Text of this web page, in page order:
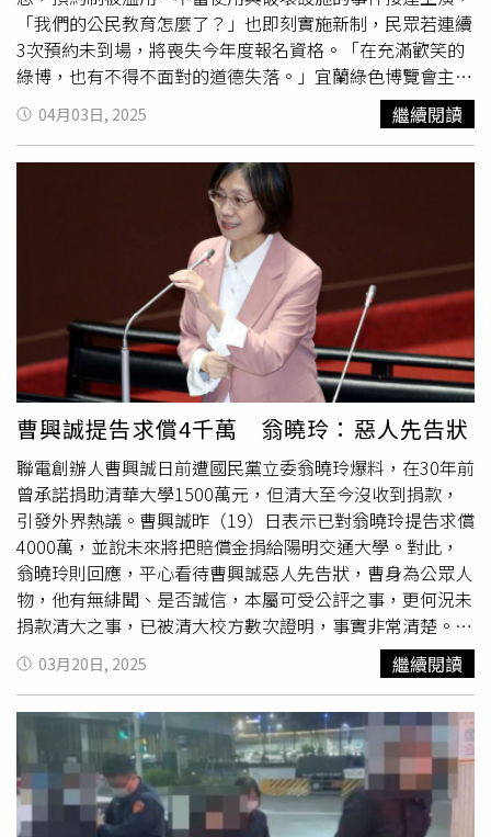
「我們的公民教育怎麼了？」也即刻實施新制，民眾若連續
3次預約未到場，將喪失今年度報名資格。「在充滿歡笑的
綠博，也有不得不面對的道德失落。」宜蘭綠色博覽會主辦
方在臉書粉專指出，去年發起《營養5餐計畫》，將飲食知
識、美學品味、美味革新、體現空間、創意互動帶入許多小
學的「灃食文化教育基金會」，攜帶精心研發的2套食育桌
遊來到綠色博覽會進行首發。當時共有18個名額提供網路預
約報名，上線即秒殺的成績讓基金會和綠博都感到非常興
奮。然而，活動當天竟然沒有任何人依約出席。然而，類似
的情況也在今年上演。綠博指出，今年花費許多心力籌備的
《魚眼看世界》水下生命觀察課程，第一場次預約額滿，結
果出席者竟然為0，現場僅留下授課講師與救生員的無奈與
嘆息。這樣的情況在各大展館中頻頻上演，指揮中心也不斷
接到場館反應，許多預約體驗的遊客都選擇「NO
SHOW（未出席）」，讓活動籌備與秩序管理受到嚴重影
響，「不禁讓我們想問，我們的公民教育怎麼了？」一次缺
席，耗損的不僅是活動資源。綠博表示，綠博的展出內容非
常多元，為了加深民眾的學習印象，活動方每年規畫上千場
免費體驗活動，定時、定點舉行於各展館。為了幫助民眾妥
善安排參觀行程，綠博也設計線上預約機制，希望能在秩序
與彈性間取得平衡，「然而，這份體貼與信任卻時常被濫
用，讓許多原本滿懷期待進場體驗的遊客失望而歸。」綠博
強調，對於那些失約的人來說，或許只是一次無關痛癢的錯
過，但是否曾考慮過在現場焦急等候的講師和工作人員的感
受？綠博的資源有限，每一場體驗與每一份教材都是策展方
與講師精心規畫的成果，也是對守護環境的深切期待，「如
果選擇忽視這一切，那麼受傷的不僅是對方的心意，還有主
辦單位對民眾信任的流失。」不只預約制被濫用，許多場館
設施也經常遭到不當使用或破壞。綠博表示，這種情況反映
出「不尊重他人，也不尊重自己」的生活態度，但也正是綠
博在推廣環境教育、倡導永續共融時，最需要大家共同面對
04月03日, 2025 繼續閱讀
曹興誠提告求償4千萬 翁曉玲：惡人先告狀
聯電創辦人曹興誠日前遭國民黨立委翁曉玲爆料，在30年前
曾承諾捐助清華大學1500萬元，但清大至今沒收到捐款，
引發外界熱議。曹興誠昨（19）日表示已對翁曉玲提告求償
4000萬，並說未來將把賠償金捐給陽明交通大學。對此，
翁曉玲則回應，平心看待曹興誠惡人先告狀，曹身為公眾人
物，他有無緋聞、是否誠信，本屬可受公評之事，更何況未
捐款清大之事，已被清大校方數次證明，事實非常清楚。翁
曉玲19日晚間於臉書發文表示，曹興誠惡人先告狀，對於自
己揭發他爽約未捐款給清大1500萬一事，他向台北地方法
院提出告訴，並向自己求償4000萬元，同時還說未來勝訴
的賠償金將全數捐給陽明交大。翁曉玲指出，曹興誠身為公
眾人物，有無緋聞、是否誠信，本屬可受公評之事，更何況
未捐款清大之事，已被清大校方數次證明，事實非常清楚。
曹興誠明知無勝訴可能性，卻以未來勝訴向自己求償4000
03月20日, 2025 繼續閱讀